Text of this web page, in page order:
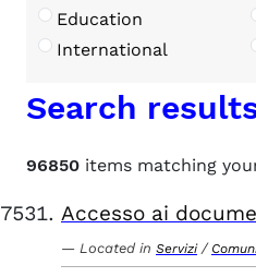
Education
International
Search
96850 items matching
Accesso ai
Located in Servizi /